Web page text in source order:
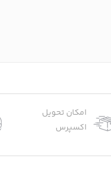
امکان تحویل
اکسپرس